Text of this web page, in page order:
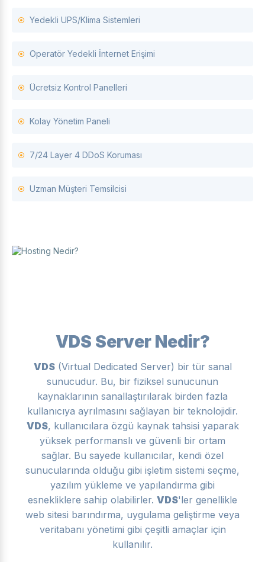
Yedekli UPS/Klima Sistemleri
Operatör Yedekli İnternet Erişimi
Ücretsiz Kontrol Panelleri
Kolay Yönetim Paneli
7/24 Layer 4 DDoS Koruması
Uzman Müşteri Temsilcisi
VDS Server Nedir?
VDS(Virtual Dedicated Server) bir tür sanal
sunucudur. Bu, bir fiziksel sunucunun
kaynaklarının sanallaştırılarak birden fazla
kullanıcıya ayrılmasını sağlayan bir teknolojidir.
VDS, kullanıcılara özgü kaynak tahsisi yaparak
yüksek performanslı ve güvenli bir ortam
sağlar. Bu sayede kullanıcılar, kendi özel
sunucularında olduğu gibi işletim sistemi seçme,
yazılım yükleme ve yapılandırma gibi
esnekliklere sahip olabilirler. VDS'ler genellikle
web sitesi barındırma, uygulama geliştirme veya
veritabanı yönetimi gibi çeşitli amaçlar için
kullanılır.